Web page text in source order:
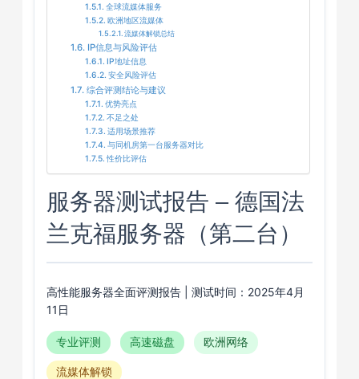
全球流媒体服务
欧洲地区流媒体
流媒体解锁总结
IP信息与风险评估
IP地址信息
安全风险评估
综合评测结论与建议
优势亮点
不足之处
适用场景推荐
与同机房第一台服务器对比
性价比评估
服务器测试报告 – 德国法
兰克福服务器（第二台）
高性能服务器全面评测报告 | 测试时间：2025年4月
11日
专业评测 高速磁盘 欧洲网络
流媒体解锁